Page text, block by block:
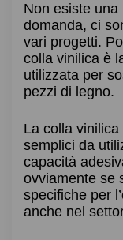
Non esiste
domanda, ci
vari progetti.
colla vinilica è
utilizzata per
pezzi di legno.
La colla
semplici da
capacità
ovviamente se
specifiche per
anche nel